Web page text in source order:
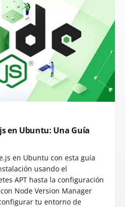
en Ubuntu: Una Guía
en Ubuntu con esta guía
usando el
APT hasta la configuración
Node Version Manager
tu entorno de